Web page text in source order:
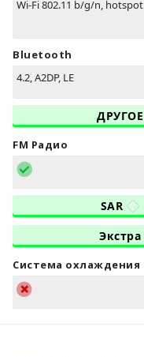
Wi-Fi 802.11 b/g/n, hotspot
Bluetooth
4.2, A2DP, LE
ДРУГОЕ
FM Радио
SAR
Экстра
Система охлаждения